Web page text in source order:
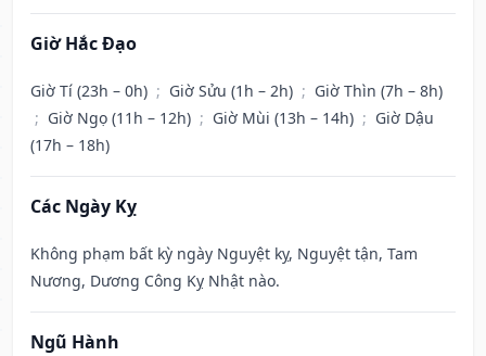
Giờ Hắc Đạo
Giờ Tí (23h – 0h) ; Giờ Sửu (1h – 2h) ; Giờ Thìn (7h – 8h)
; Giờ Ngọ (11h – 12h) ; Giờ Mùi (13h – 14h) ; Giờ Dậu
(17h – 18h)
Các Ngày Kỵ
Không phạm bất kỳ ngày Nguyệt kỵ, Nguyệt tận, Tam
Nương, Dương Công Kỵ Nhật nào.
Ngũ Hành